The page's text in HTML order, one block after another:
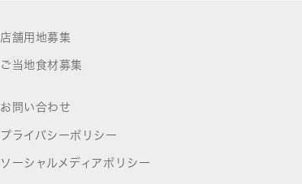
店舗用地募集
ご当地食材募集
お問い合わせ
プライバシーポリシー
ソーシャルメディアポリシー